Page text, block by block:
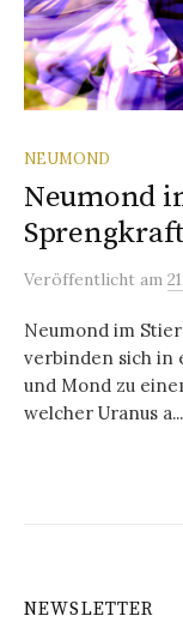
NEUMOND
Neumond
Sprengkraft
Veröffentlicht am
Neumond im Stier
verbinden sich in
und Mond zu
welcher Uranus a...
NEWSLETTER